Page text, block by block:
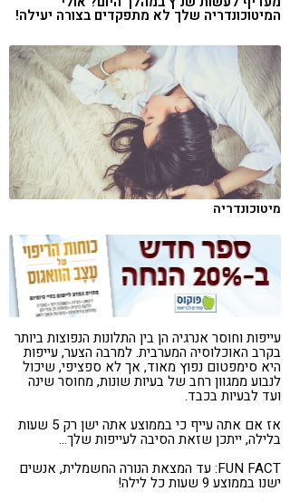
קורונה
טבעונות
המיטוכונדריה שלך לא מתפקדים בצורה יעילה!
מיטוכונדריה
עייפות וחוסר אנרגיה הן בין התלונות הנפוצות ביותר
בקרב האוכלוסיה המערבית. למרבה הצער, עייפות
היא סימפטום נפוץ מאוד, אך לא ספציפי, שיכול
לנבוע ממגוון רחב של בעיות שונות, מחוסר שינה
ועד לבעיות בכבד.
אז אם אתה עייף כי בממוצע אתה ישן רק 5 שעות
בלילה, ייתכן שזאת הסיבה לעייפות שלך…
FUN FACT: עד המצאת הנורה החשמלית, אנשים
ישנו בממוצע 9 שעות כל לילה
!